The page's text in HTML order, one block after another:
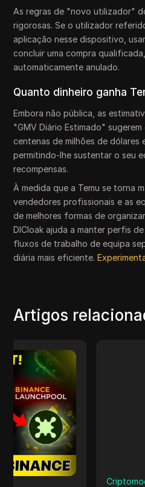
As regras de "novo utilizador"
rigorosas. Se o utilizador
aplicação nesse dispositivo,
concluir uma compra
automaticamente anulado.
Quanto dinheiro ganha
Embora não pública, as
"GMV Diário Estimado"
centenas de milhões de dólares
permitindo-lhe sustentar o seu
recompensas.
À medida que a Temu se torna
vendedores profissionais e as
de melhores formas de
DICloak ajuda a manter perfis
fluxos de trabalho de equipa
diária mais eficiente.
Artigos